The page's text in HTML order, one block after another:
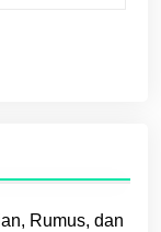
Rumus, dan